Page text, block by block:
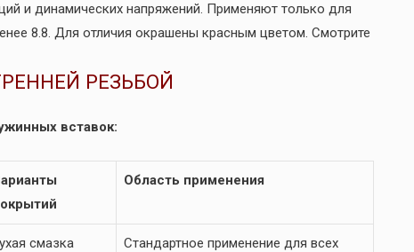
и динамических напряжений. Применяют только для
8.8. Для отличия окрашены красным цветом. Смотрите
РЕЗЬБОЙ
вставок:
Область применения
смазка
Стандартное применение для всех